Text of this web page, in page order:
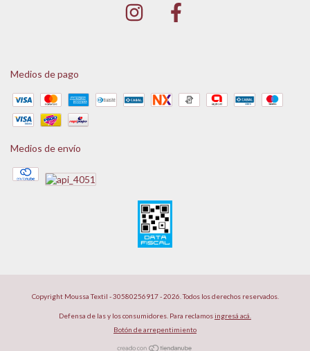
Medios de pago
Medios de envío
Copyright Moussa Textil - 30580256917 - 2026. Todos los derechos reservados.
Defensa de las y los consumidores. Para reclamosingresá acá.
Botón de arrepentimiento